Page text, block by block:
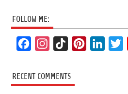
FOLLOW ME:
c
e
s
t
k
T
t
k
t
RECENT COMMENTS